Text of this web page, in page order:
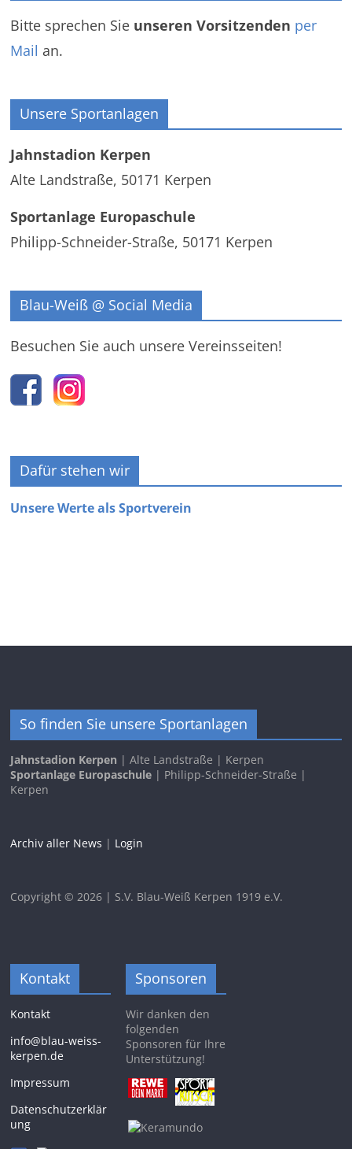
Bitte sprechen Sie unseren Vorsitzenden per
Mail an.
Unsere Sportanlagen
Jahnstadion Kerpen
Alte Landstraße, 50171 Kerpen
Sportanlage Europaschule
Philipp-Schneider-Straße, 50171 Kerpen
Blau-Weiß @ Social Media
Besuchen Sie auch unsere Vereinsseiten!
Dafür stehen wir
Unsere Werte als Sportverein
So finden Sie unsere Sportanlagen
Jahnstadion Kerpen | Alte Landstraße | Kerpen
Sportanlage Europaschule | Philipp-Schneider-Straße |
Kerpen
Archiv aller News | Login
Copyright © 2026 | S.V. Blau-Weiß Kerpen 1919 e.V.
Kontakt
Kontakt
info@blau-weiss-
kerpen.de
Impressum
Datenschutzerklär
ung
Sponsoren
Wir danken den
folgenden
Sponsoren für Ihre
Unterstützung!